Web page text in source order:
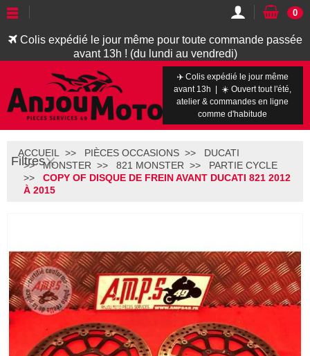
Colis expédié le jour même pour toute commande passée
avant 13h ! (du lundi au vendredi)
0
✈️ Colis expédié le jour même
avant 13h | ☀️ Ouvert tout l'été,
atelier & commandes en ligne
comme d'habitude
Filtres
ACCUEIL PIÈCES OCCASIONS
DUCATI
MONSTER
821 MONSTER
PARTIE CYCLE
COPY OF DISQUE DE FREIN AVANT DUCATI 821 2012
À 2015